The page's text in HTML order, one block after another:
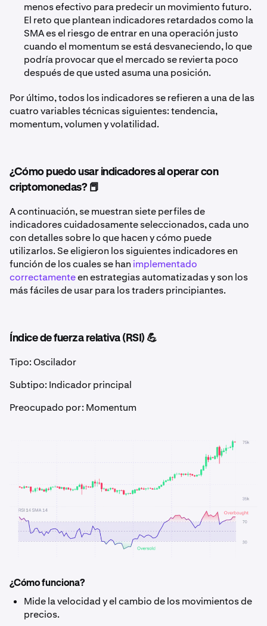
menos efectivo para predecir un movimiento futuro.
El reto que plantean indicadores retardados como la
SMA es el riesgo de entrar en una operación justo
cuando el momentum se está desvaneciendo, lo que
podría provocar que el mercado se revierta poco
después de que usted asuma una posición.
Por último, todos los indicadores se refieren a una de las
cuatro variables técnicas siguientes: tendencia,
momentum, volumen y volatilidad.
¿Cómo puedo usar indicadores al operar con
criptomonedas? 📕
A continuación, se muestran siete perfiles de
indicadores cuidadosamente seleccionados, cada uno
con detalles sobre lo que hacen y cómo puede
utilizarlos. Se eligieron los siguientes indicadores en
función de los cuales se han implementado
correctamenteen estrategias automatizadas y son los
más fáciles de usar para los traders principiantes.
Índice de fuerza relativa (RSI) 💪
Tipo: Oscilador
Subtipo: Indicador principal
Preocupado por: Momentum
¿Cómo funciona?
Mide la velocidad y el cambio de los movimientos de
precios.